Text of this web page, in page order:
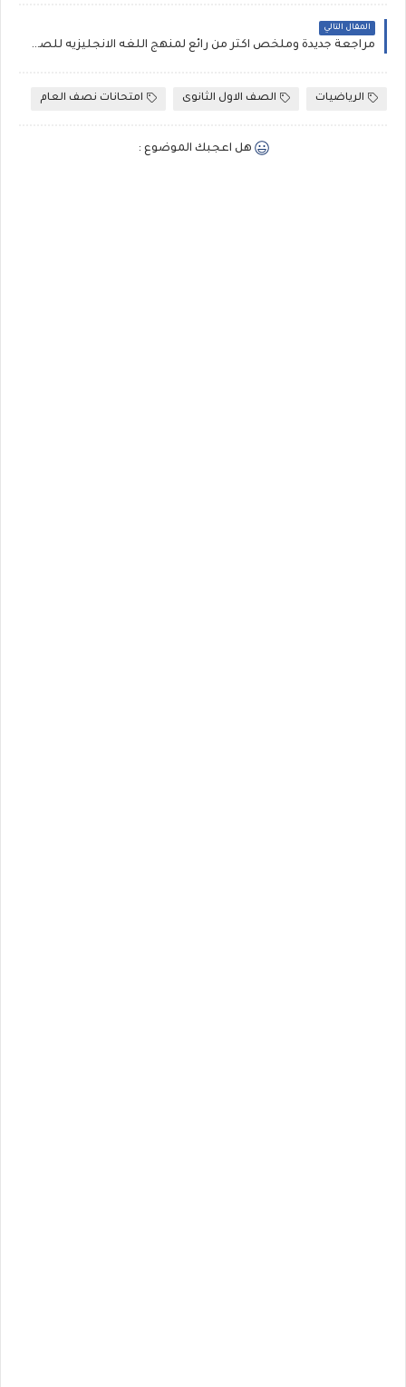
المقال التالي
مراجعة جديدة وملخص اكثر من رائع لمنهج اللغه الانجليزيه للصف الاول الثانوي الترم الاول 2019
الرياضيات الصف الاول الثانوى امتحانات نصف العام
هل اعجبك الموضوع :